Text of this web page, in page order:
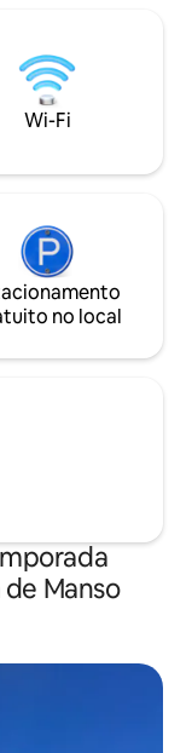
roupas de cama e de
DJ e som alto.
completo do
Wi-Fi
no local
Manso